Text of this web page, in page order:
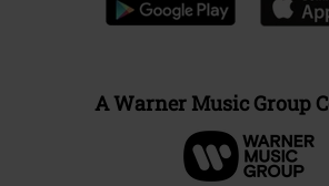
A Warner Music Group